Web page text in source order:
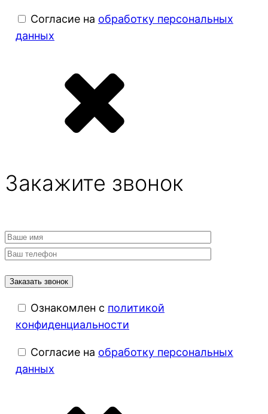
Согласие на обработку персональных
данных
Закажите звонок
Ознакомлен с политикой
конфиденциальности
Согласие на обработку персональных
данных